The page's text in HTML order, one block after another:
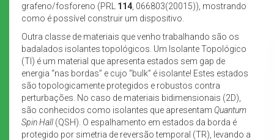
grafeno/fosforeno (PRL 114 , 066803(20015)), mostrando
como é possível construir um dispositivo.
Outra classe de materiais que venho trabalhando são os
badalados isolantes topológicos. Um Isolante Topológico
(TI) é um material que apresenta estados sem gap de
energia “nas bordas” e cujo “bulk” é isolante! Estes estados
são topologicamente protegidos e robustos contra
perturbações. No caso de materiais bidimensionais (2D),
são conhecidos como isolantes que apresentam Quantum
Spin Hall (QSH). O espalhamento em estados da borda é
protegido por simetria de reversão temporal (TR), levando a